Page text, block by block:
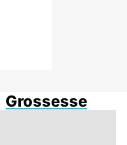
Grossesse